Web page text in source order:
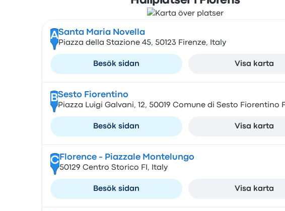
ASanta Maria Novella
Piazza della Stazione 45, 50123 Firenze, Italy
Besök sidan Visa karta
BSesto Fiorentino
Piazza Luigi Galvani, 12, 50019 Comune di Sesto Fiorentino
Besök sidan Visa karta
CFlorence - Piazzale Montelungo
50129 Centro Storico FI, Italy
Besök sidan Visa karta